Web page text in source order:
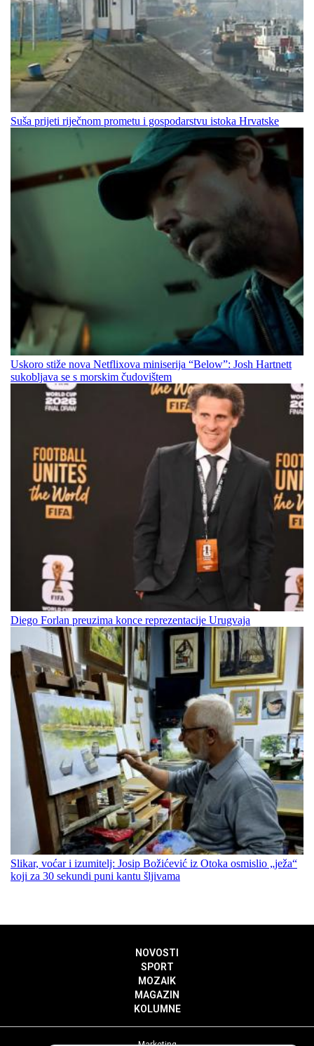
Suša prijeti riječnom prometu i gospodarstvu istoka Hrvatske
Uskoro stiže nova Netflixova miniserija “Below”: Josh Hartnett
sukobljava se s morskim čudovištem
Diego Forlan preuzima konce reprezentacije Urugvaja
Slikar, voćar i izumitelj: Josip Božićević iz Otoka osmislio „ježa“
koji za 30 sekundi puni kantu šljivama
NOVOSTI
SPORT
MOZAIK
MAGAZIN
KOLUMNE